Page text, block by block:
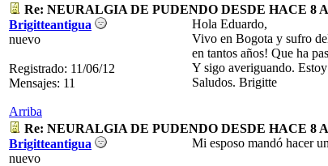
Re: NEURALGIA DE PUDENDO DESDE HACE 8
Brigitteantigua
nuevo
Registrado: 11/06/12
Mensajes: 11
Hola Eduardo,
Vivo en Bogota y sufro
en tantos años! Que ha
Y sigo averiguando.
Saludos. Brigitte
Arriba
Re: NEURALGIA DE PUDENDO DESDE HACE 8
Brigitteantigua
nuevo
Mi esposo mandó hacer